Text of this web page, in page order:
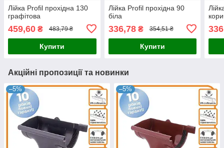
Лійка Profil прохідна 130
графітова
459,60 ₴ 483,79 ₴
Купити
Лійка Profil прохідна 90
біла
336,78₴ 354,51 ₴
Купити
Акційні пропозиції та новинки
–5% –5%